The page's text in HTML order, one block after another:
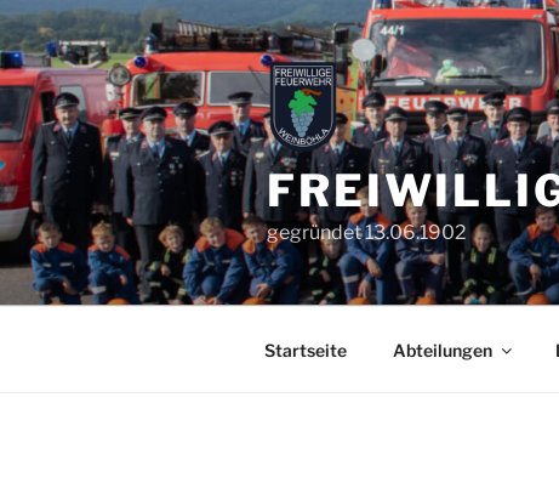
Zum
Inhalt
springen
gegründet 13.06.1902
Startseite Abteilungen